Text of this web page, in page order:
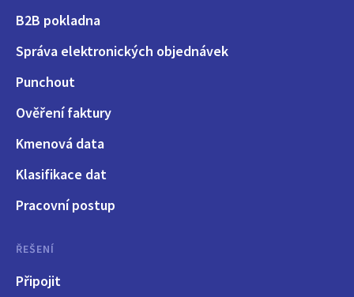
B2B pokladna
Správa elektronických objednávek
Punchout
Ověření faktury
Kmenová data
Klasifikace dat
Pracovní postup
ŘEŠENÍ
Připojit